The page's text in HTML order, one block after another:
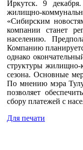
Иркутск. 9
жилищно-
«Сибирским
компании станет
населению.
Компанию
однако
структуры жилищно-
сезона. Основные
По мнению мэра
позволяет
сбору платежей с
Для печати